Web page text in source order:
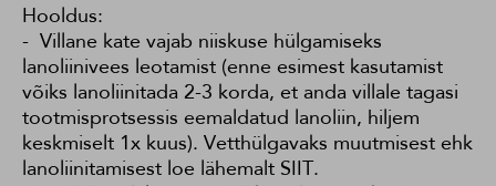
Hooldus:
- Villane kate vajab niiskuse hülgamiseks
lanoliinivees leotamist (enne esimest kasutamist
võiks lanoliinitada 2-3 korda, et anda villale tagasi
tootmisprotsessis eemaldatud lanoliin, hiljem
keskmiselt 1x kuus). Vetthülgavaks muutmisest ehk
lanoliinitamisest loe lähemalt SIIT.